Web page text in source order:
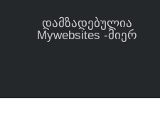
დამზადებულია
Mywebsites -მიერ